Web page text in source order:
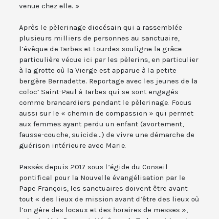
venue chez elle. »
Après le pèlerinage diocésain qui a rassemblée
plusieurs milliers de personnes au sanctuaire,
l’évêque de Tarbes et Lourdes souligne la grâce
particulière vécue ici par les pèlerins, en particulier
à la grotte où la Vierge est apparue à la petite
bergère Bernadette. Reportage avec les jeunes de la
coloc’ Saint-Paul à Tarbes qui se sont engagés
comme brancardiers pendant le pèlerinage. Focus
aussi sur le « chemin de compassion » qui permet
aux femmes ayant perdu un enfant (avortement,
fausse-couche, suicide...) de vivre une démarche de
guérison intérieure avec Marie.
Passés depuis 2017 sous l’égide du Conseil
pontifical pour la Nouvelle évangélisation par le
Pape François, les sanctuaires doivent être avant
tout « des lieux de mission avant d’être des lieux où
l’on gère des locaux et des horaires de messes »,